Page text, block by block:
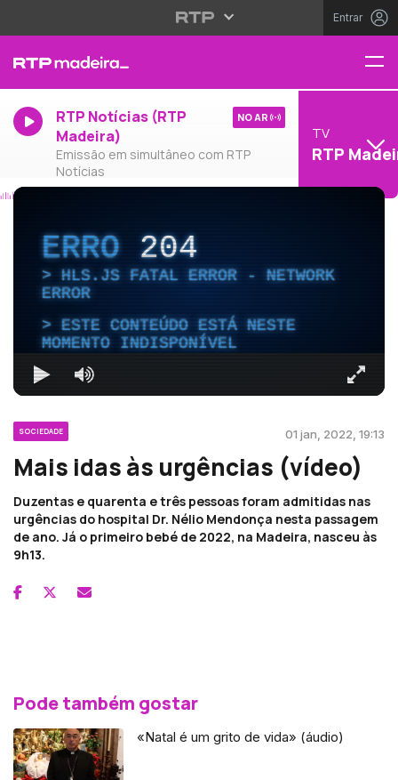
Entrar
RTP Notícias (RTP
Madeira)
Emissão em simultâneo com RTP
Notícias
NO AR
TV
RTP
ERRO204
HLS.JS FATAL ERROR - NETWORK
ERROR
ESTE CONTEÚDO ESTÁ NESTE
MOMENTO INDISPONÍVEL
SOCIEDADE 01 jan, 2022, 19:13
Mais idas às urgências (vídeo)
Duzentas e quarenta e três pessoas foram admitidas nas
urgências do hospital Dr. Nélio Mendonça nesta passagem
de ano. Já o primeiro bebé de 2022, na Madeira, nasceu às
9h13.
Pode também gostar
«Natal é um grito de vida» (áudio)